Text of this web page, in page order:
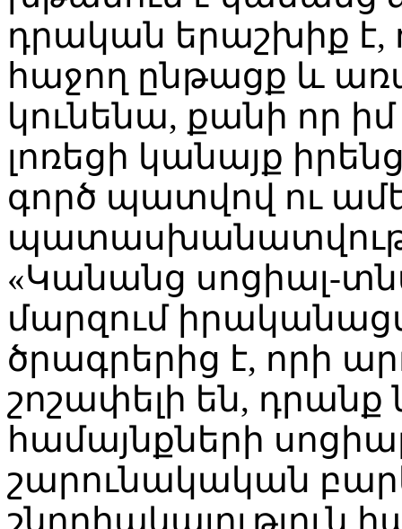
դրական երաշխիք է,
հաջող ընթացք և
կունենա, քանի որ
լոռեցի կանայք
գործ պատվով ու
«Կանանց սոցիալ-
մարզում
ծրագրերից է, որի
շոշափելի են,
համայնքների
շարունակական
շնորհակալություն